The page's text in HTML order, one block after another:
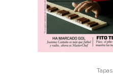
Tapas,